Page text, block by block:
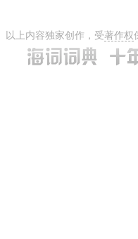
以上内容独家创作，受著作权